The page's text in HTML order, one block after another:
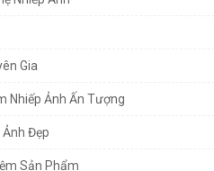
Gia
Nhiếp Ảnh Ấn Tượng
Đẹp
Sản Phẩm